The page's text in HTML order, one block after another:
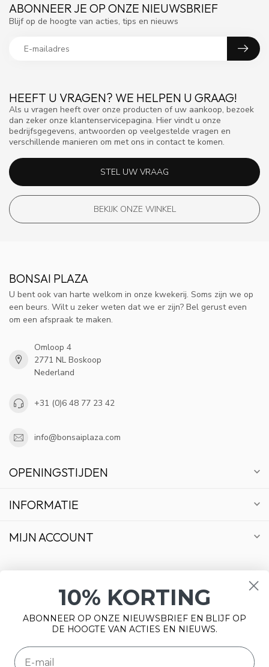
HEEFT U VRAGEN? WE HELPEN U GRAAG!
Als u vragen heeft over onze producten of uw aankoop, bezoek
dan zeker onze klantenservicepagina. Hier vindt u onze
bedrijfsgegevens, antwoorden op veelgestelde vragen en
verschillende manieren om met ons in contact te komen.
STEL UW VRAAG
BEKIJK ONZE WINKEL
ABONNEER JE OP ONZE NIEUWSBRIEF
Blijf op de hoogte van acties, tips en nieuws
BONSAI PLAZA
U bent ook van harte welkom in onze kwekerij. Soms zijn we op
een beurs. Wilt u zeker weten dat we er zijn? Bel gerust even
om een afspraak te maken.
Omloop 4
2771 NL Boskoop
Nederland
+31 (0)6 48 77 23 42
info@bonsaiplaza.com
OPENINGSTIJDEN
INFORMATIE
MIJN ACCOUNT
10% KORTING
ABONNEER OP ONZE NIEUWSBRIEF EN BLIJF OP
DE HOOGTE VAN ACTIES EN NIEUWS.